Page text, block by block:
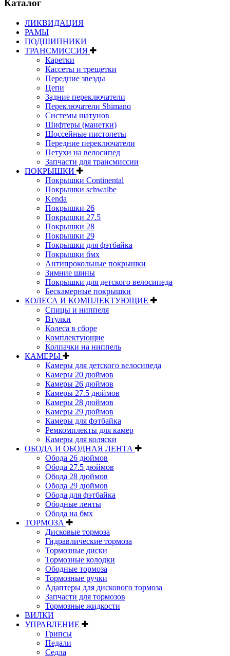
Каталог
ЛИКВИДАЦИЯ
РАМЫ
ПОДШИПНИКИ
ТРАНСМИССИЯ
Каретки
Кассеты и трещетки
Передние звезды
Цепи
Задние переключатели
Переключатели Shimano
Системы шатунов
Шифтеры (манетки)
Шоссейные пистолеты
Передние переключатели
Петухи на велосипед
Запчасти для трансмиссии
ПОКРЫШКИ
Покрышки Continental
Покрышки schwalbe
Kenda
Покрышки 26
Покрышки 27.5
Покрышки 28
Покрышки 29
Покрышки для фэтбайка
Покрышки бмх
Антипрокольные покрышки
Зимние шины
Покрышки для детского велосипеда
Бескамерные покрышки
КОЛЕСА И КОМПЛЕКТУЮЩИЕ
Спицы и ниппеля
Втулки
Колеса в сборе
Комплектующие
Колпачки на ниппель
КАМЕРЫ
Камеры для детского велосипеда
Камеры 20 дюймов
Камеры 26 дюймов
Камеры 27.5 дюймов
Камеры 28 дюймов
Камеры 29 дюймов
Камеры для фэтбайка
Ремкомплекты для камер
Камеры для коляски
ОБОДА И ОБОДНАЯ ЛЕНТА
Обода 26 дюймов
Обода 27.5 дюймов
Обода 28 дюймов
Обода 29 дюймов
Обода для фэтбайка
Ободные ленты
Обода на бмх
ТОРМОЗА
Дисковые тормоза
Гидравлические тормоза
Тормозные диски
Тормозные колодки
Ободные тормоза
Тормозные ручки
Адаптеры для дискового тормоза
Запчасти для тормозов
Тормозные жидкости
ВИЛКИ
УПРАВЛЕНИЕ
Грипсы
Педали
Седла